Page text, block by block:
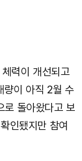
력이 개선되고
량이 아직 2월 수
로 돌아왔다고 보
인됐지만 참여